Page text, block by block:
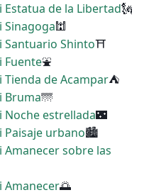
de la Libertad🗽
Sinagoga🕍
Santuario Shinto⛩
Fuente⛲
de Acampar⛺
Bruma🌁
estrellada🌃
urbano🏙
sobre las
Amanecer🌅